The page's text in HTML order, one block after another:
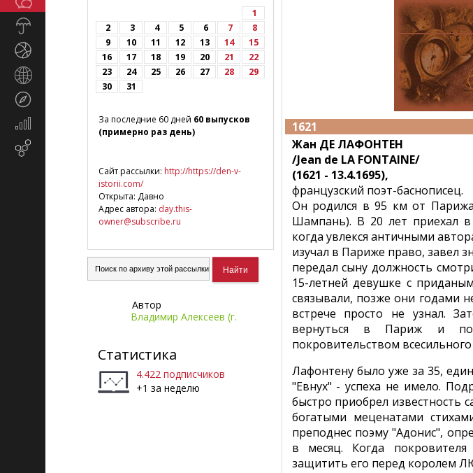
Экономика
1
2
3 4 5 6 7
8
9
10 11 12 13 14
15
16
17 18 19 20 21
22
23
24 25 26 27 28
29
30
31
За последние 60 дней 60 выпусков
(примерно раз день)
Сайт рассылки: http://https://den-v-
istorii.com/
Открыта: Давно
Адрес автора: day.this-
owner@subscribe.ru
Автор
Владимир Алексеев (г.
Статистика
4.422 подписчиков
+1 за неделю
1621
Жан ДЕ ЛАФОНТЕН
/Jean de LA FONTAINE/
(1621 - 13.4.1695),
французский поэт-баснописец.
Он родился в 95 км от
Шампань). В 20 лет приехал в
когда увлекся античными
изучал в Париже право, завел
передал сыну должность
15-летней девушке с
связывали, позже они годами
встрече просто не узнал.
вернуться в Париж и
покровительством
Лафонтену было уже за 35,
"Евнух" - успеха не имело.
быстро приобрел известность
богатыми меценатами
преподнес поэму "Адонис",
в месяц. Когда
защитить его перед королем